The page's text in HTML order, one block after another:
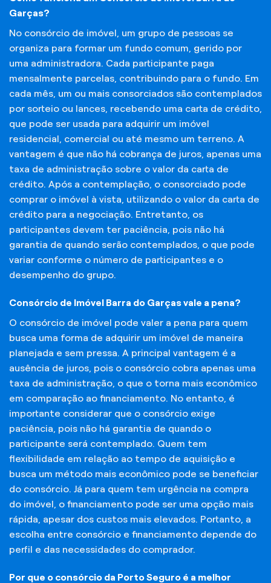
Garças?
No consórcio de imóvel, um grupo de pessoas se
organiza para formar um fundo comum, gerido por
uma administradora. Cada participante paga
mensalmente parcelas, contribuindo para o fundo. Em
cada mês, um ou mais consorciados são contemplados
por sorteio ou lances, recebendo uma carta de crédito,
que pode ser usada para adquirir um imóvel
residencial, comercial ou até mesmo um terreno. A
vantagem é que não há cobrança de juros, apenas uma
taxa de administração sobre o valor da carta de
crédito. Após a contemplação, o consorciado pode
comprar o imóvel à vista, utilizando o valor da carta de
crédito para a negociação. Entretanto, os
participantes devem ter paciência, pois não há
garantia de quando serão contemplados, o que pode
variar conforme o número de participantes e o
desempenho do grupo.
Consórcio de Imóvel Barra do Garças vale a pena?
O consórcio de imóvel pode valer a pena para quem
busca uma forma de adquirir um imóvel de maneira
planejada e sem pressa. A principal vantagem é a
ausência de juros, pois o consórcio cobra apenas uma
taxa de administração, o que o torna mais econômico
em comparação ao financiamento. No entanto, é
importante considerar que o consórcio exige
paciência, pois não há garantia de quando o
participante será contemplado. Quem tem
flexibilidade em relação ao tempo de aquisição e
busca um método mais econômico pode se beneficiar
do consórcio. Já para quem tem urgência na compra
do imóvel, o financiamento pode ser uma opção mais
rápida, apesar dos custos mais elevados. Portanto, a
escolha entre consórcio e financiamento depende do
perfil e das necessidades do comprador.
Por que o consórcio da Porto Seguro é a melhor